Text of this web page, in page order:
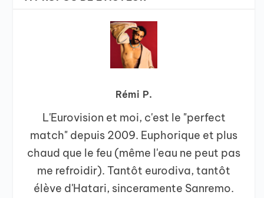
Rémi P.
L'Eurovision et moi, c'est le "perfect
match" depuis 2009. Euphorique et plus
chaud que le feu (même l'eau ne peut pas
me refroidir). Tantôt eurodiva, tantôt
élève d'Hatari, sinceramente Sanremo.